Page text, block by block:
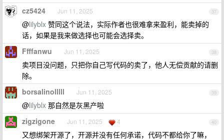
37
cz5424 Jun 11, 2025
@lilyblx 赞同这个说法，实际作者也很难拿来盈利，能卖掉的
话，如果是我来做选择也可能会选择卖。
38
Ffffanwu Jun 11, 2025
卖项目没问题，只把你自己写代码的卖了，他人无偿贡献的请删
除。
39
borsalinolllll Jun 11, 2025
@lilyblx 那自然是灰黑产啦
40
zigzigone Jun 11, 2025 4
又想绑架开源了，开源并没有任何承诺，代码不都给你了嘛，